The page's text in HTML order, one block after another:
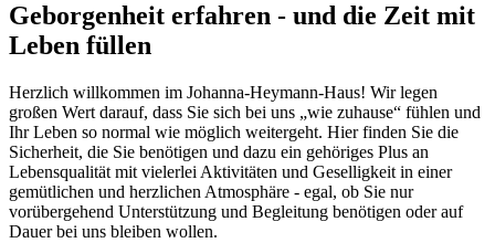
Geborgenheit erfahren - und die Zeit mit
Leben füllen
Herzlich willkommen im Johanna-Heymann-Haus! Wir legen
großen Wert darauf, dass Sie sich bei uns „wie zuhause“ fühlen und
Ihr Leben so normal wie möglich weitergeht. Hier finden Sie die
Sicherheit, die Sie benötigen und dazu ein gehöriges Plus an
Lebensqualität mit vielerlei Aktivitäten und Geselligkeit in einer
gemütlichen und herzlichen Atmosphäre - egal, ob Sie nur
vorübergehend Unterstützung und Begleitung benötigen oder auf
Dauer bei uns bleiben wollen.